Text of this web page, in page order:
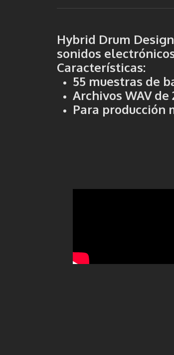
Hybrid Drum
sonidos
Características:
55 muestras de
Archivos WAV de
Para producción